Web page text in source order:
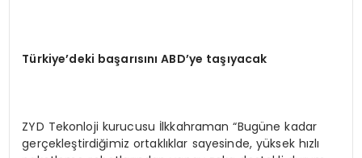
Türkiye’deki başarısını ABD’ye taşıyacak
ZYD Tekonloji kurucusu İlkkahraman “Bugüne kadar
gerçekleştirdiğimiz ortaklıklar sayesinde, yüksek hızlı